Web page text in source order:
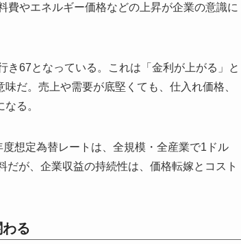
費やエネルギー価格などの上昇が企業の意識に
67となっている。これは「金利が上がる」と
だ。売上や需要が底堅くても、仕入れ価格、
る。
想定為替レートは、全規模・全産業で1ドル
が、企業収益の持続性は、価格転嫁とコスト
る